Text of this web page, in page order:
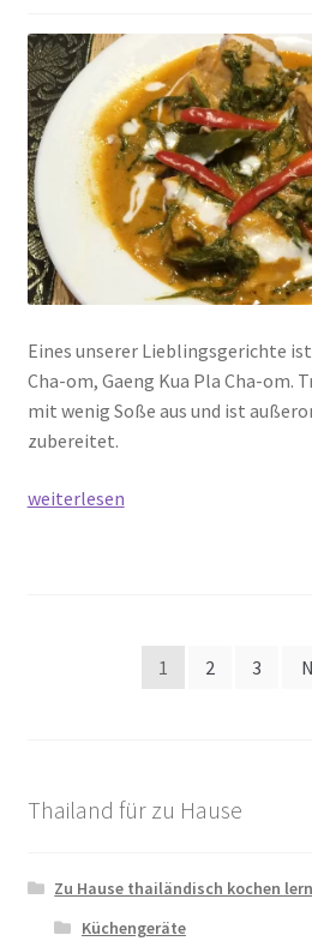
Khiao
Wan)
Eines unserer Lieblingsgerichte
Cha-om, Gaeng Kua Pla Cha-om.
mit wenig Soße aus und ist
zubereitet.
Rotes
(Gaeng
Kua
Cha-
om)
weiterlesen
1 2 3
Thailand für zu Hause
Zu Hause thailändisch kochen
Küchengeräte